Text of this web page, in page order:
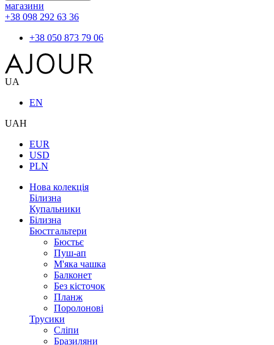
магазини
+38 098 292 63 36
+38 050 873 79 06
UA
EN
UAH
EUR
USD
PLN
Нова колекція
Білизна
Купальники
Білизна
Бюстгальтери
Бюстьє
Пуш-ап
М'яка чашка
Балконет
Без кісточок
Планж
Поролонові
Трусики
Сліпи
Бразиляни